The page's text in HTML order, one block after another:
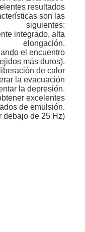
del Evamatic®
resultados
son las
siguientes:
integrado, alta
elongación.
el encuentro
más duros).
de calor
la evacuación
la depresión.
excelentes
de emulsión.